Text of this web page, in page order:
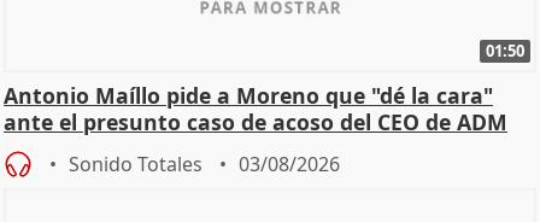
01:50
Antonio Maíllo pide a Moreno que "dé la cara"
ante el presunto caso de acoso del CEO de ADM
Sonido Totales 03/08/2026